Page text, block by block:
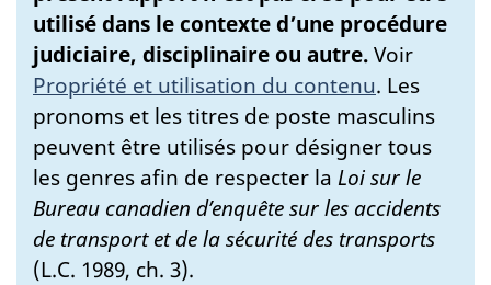
utilisé dans le contexte d’une procédure
judiciaire, disciplinaire ou autre.Voir
Propriété et utilisation du contenu. Les
pronoms et les titres de poste masculins
peuvent être utilisés pour désigner tous
les genres afin de respecter la Loi sur le
Bureau canadien d’enquête sur les accidents
de transport et de la sécurité des transports
(L.C. 1989, ch. 3).